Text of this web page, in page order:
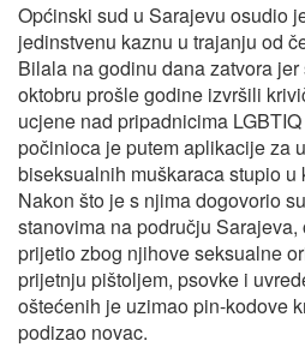
Općinski sud u Sarajevu osudio
jedinstvenu kaznu u trajanju od
Bilala na godinu dana zatvora
oktobru prošle godine izvršili
ucjene nad pripadnicima
počinioca je putem aplikacije za
biseksualnih muškaraca stupio u
Nakon što je s njima dogovorio
stanovima na području
prijetio zbog njihove seksualne
prijetnju pištoljem, psovke i
oštećenih je uzimao pin-kodove
podizao novac.